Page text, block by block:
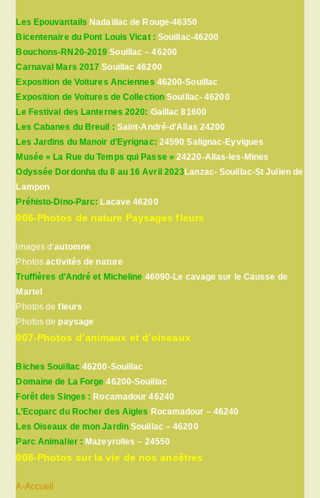
Les Epouvantails Nadaillac de Rouge-46350
Bicentenaire du Pont Louis Vicat : Souillac-46200
Bouchons-RN20-2019Souillac – 46200
Carnaval Mars 2017 Souillac 46200
Exposition de Voitures Anciennes 46200-Souillac
Exposition de Voitures de Collection Souillac- 46200
Le Festival des Lanternes 2020: Gaillac 81600
Les Cabanes du Breuil : Saint-André-d’Allas 24200
Les Jardins du Manoir d’Eyrignac: 24590 Salignac-Eyvigues
Musée « La Rue du Temps qui Passe » 24220-Allas-les-Mines
Odyssée Dordonha du 8 au 16 Avril 2023Lanzac- Souillac-St Julien de
Lampon
Préhisto-Dino-Parc: Lacave 46200
006-Photos de nature Paysages fleurs
Images d’automne
Photosactivités de nature
Truffières d’André et Micheline 46090-Le cavage sur le Causse de
Martel
Photos defleurs
Photos depaysage
007-Photos d’animaux et d’oiseaux
Biches Souillac46200-Souillac
Domaine de La Forge 46200-Souillac
Forêt des Singes : Rocamadour 46240
L’Ecoparc du Rocher des Aigles Rocamadour – 46240
Les Oiseaux de mon JardinSouillac – 46200
Parc Animalier : Mazeyrolles – 24550
008-Photos sur la vie de nos ancêtres
A-Accueil